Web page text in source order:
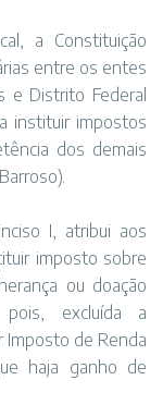
a Constituição
entre os entes
e Distrito Federal
instituir impostos
dos demais
I, atribui aos
imposto sobre
ou doação
excluída a
Imposto de Renda
haja ganho de